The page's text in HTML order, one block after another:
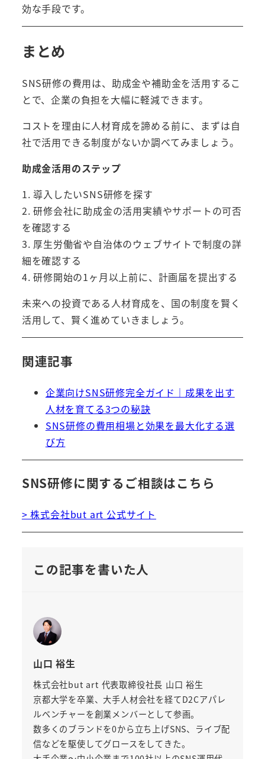
効な手段です。
まとめ
SNS研修の費用は、助成金や補助金を活用するこ
とで、企業の負担を大幅に軽減できます。
コストを理由に人材育成を諦める前に、まずは自
社で活用できる制度がないか調べてみましょう。
助成金活用のステップ
1. 導入したいSNS研修を探す
2. 研修会社に助成金の活用実績やサポートの可否
を確認する
3. 厚生労働省や自治体のウェブサイトで制度の詳
細を確認する
4. 研修開始の1ヶ月以上前に、計画届を提出する
未来への投資である人材育成を、国の制度を賢く
活用して、賢く進めていきましょう。
関連記事
企業向けSNS研修完全ガイド｜成果を出す
人材を育てる3つの秘訣
SNS研修の費用相場と効果を最大化する選
び方
SNS研修に関するご相談はこちら
> 株式会社but art 公式サイト
この記事を書いた人
山口 裕生
株式会社but art 代表取締役社長 山口 裕生
京都大学を卒業、大手人材会社を経てD2Cアパレ
ルベンチャーを創業メンバーとして参画。
数多くのブランドを0から立ち上げSNS、ライブ配
信などを駆使してグロースをしてきた。